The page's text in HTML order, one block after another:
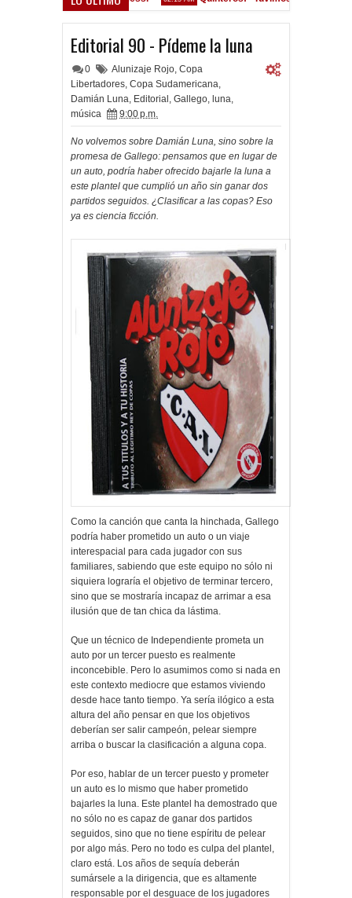
Editorial 90 - Pídeme la luna
0 Alunizaje Rojo, Copa
Libertadores, Copa Sudamericana,
Damián Luna, Editorial , Gallego, luna,
música
9:00 p.m.
No volvemos sobre Damián Luna, sino sobre la
promesa de Gallego: pensamos que en lugar de
un auto, podría haber ofrecido bajarle la luna a
este plantel que cumplió un año sin ganar dos
partidos seguidos. ¿Clasificar a las copas? Eso
ya es ciencia ficción.
Como la canción que canta la hinchada, Gallego
podría haber prometido un auto o un viaje
interespacial para cada jugador con sus
familiares, sabiendo que este equipo no sólo ni
siquiera lograría el objetivo de terminar tercero,
sino que se mostraría incapaz de arrimar a esa
ilusión que de tan chica da lástima.
Que un técnico de Independiente prometa un
auto por un tercer puesto es realmente
inconcebible. Pero lo asumimos como si nada en
este contexto mediocre que estamos viviendo
desde hace tanto tiempo. Ya sería ilógico a esta
altura del año pensar en que los objetivos
deberían ser salir campeón, pelear siempre
arriba o buscar la clasificación a alguna copa.
Por eso, hablar de un tercer puesto y prometer
un auto es lo mismo que haber prometido
bajarles la luna. Este plantel ha demostrado que
no sólo no es capaz de ganar dos partidos
seguidos, sino que no tiene espíritu de pelear
por algo más. Pero no todo es culpa del plantel,
claro está. Los años de sequía deberán
sumársele a la dirigencia, que es altamente
responsable por el desguace de los jugadores